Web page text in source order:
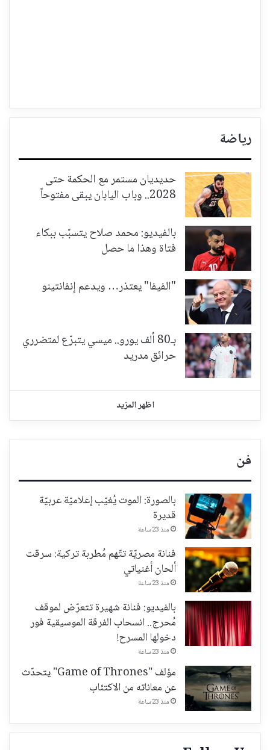
رياضة
حديديان مستمر مع الحكمة حتى
2028.. وباب اليابان يبقى مفتوحاً
بالفيديو: محمد صلاح يتسبّب ببكاء
فتاة وهذا ما حصل
"الفيفا" يعتذر… ويدعم إنفانتينو
بـ80 ألف يورو.. ميسي يتبرّع لمتضرري
حرائق مدريد
اظهر المزيد
فن
بالصورة: الموت يُغيّب إعلاميّة عربيّة
قديرة
منذ 23 ساعة
فنانة مصريّة تتّهم مُطربة تركية: سرقت
ألحان أغنياتي
منذ 23 ساعة
بالفيديو: فنانة شهيرة تتعرّض لموقف
مُحرج.. انسحاب الفرقة الموسيقية فور
دخولها المسرح!
منذ 23 ساعة
مؤلف "Game of Thrones" يتحدّث
عن معاناته من الاكتئاب
منذ 23 ساعة